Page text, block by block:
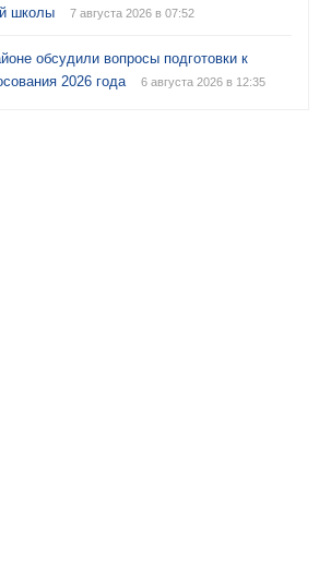
школы
7 августа 2026 в 07:52
обсудили вопросы подготовки к
2026 года
6 августа 2026 в 12:35